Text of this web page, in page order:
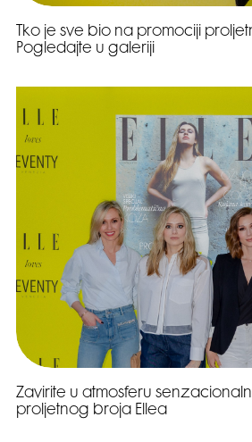
Tko je sve bio na promociji
Pogledajte u galeriji
Zavirite u atmosferu
proljetnog broja Ellea